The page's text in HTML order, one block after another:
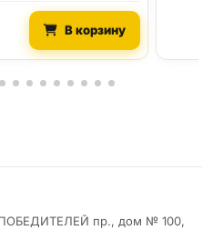
В корзину
пр., дом № 100,